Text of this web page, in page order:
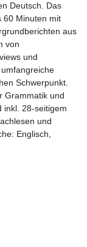
Deutsch. Das
60 Minuten mit
aus
von
und
Schwerpunkt.
Grammatik und
inkl. 28-seitigem
und
Englisch,